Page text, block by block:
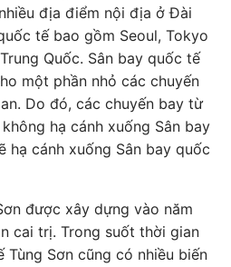
địa điểm nội địa ở Đài
tế bao gồm Seoul, Tokyo
Quốc. Sân bay quốc tế
một phần nhỏ các chuyến
Do đó, các chuyến bay từ
hạ cánh xuống Sân bay
hạ cánh xuống Sân bay quốc
được xây dựng vào năm
cai trị. Trong suốt thời gian
Tùng Sơn cũng có nhiều biến